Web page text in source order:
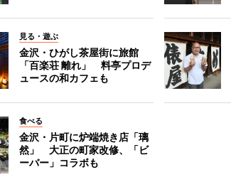
見る・遊ぶ
金沢・ひがし茶屋街に旅館
「百楽荘 離れ」 料亭プロデ
ュースの和カフェも
食べる
金沢・片町に炉端焼き店「璃
然」 大正の町家改修、「ビ
ーバー」コラボも